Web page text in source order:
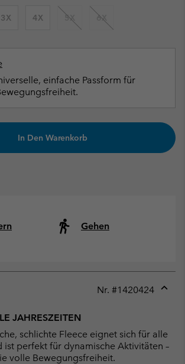
3X 4X 5X 6X
einfache Passform für
In Den Warenkorb
Gehen
Nr. #1420424
JAHRESZEITEN
schlichte Fleece eignet sich für alle
ist perfekt für dynamische Aktivitäten –
volle Bewegungsfreiheit.